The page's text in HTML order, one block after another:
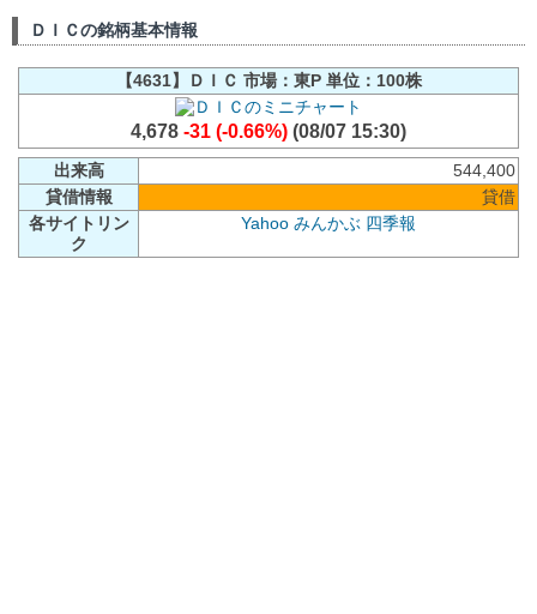
ＤＩＣの銘柄基本情報
【4631】ＤＩＣ 市場：東P 単位：100株
4,678 -31 (-0.66%) (08/07 15:30)
出来高
544,400
貸借情報
貸借
各サイトリン
ク
Yahoo みんかぶ 四季報